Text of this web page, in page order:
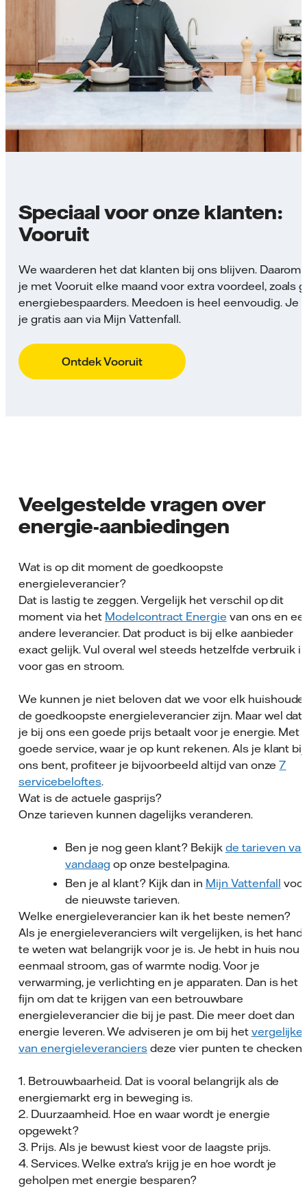
Speciaal voor onze klanten:
Vooruit
We waarderen het dat klanten bij ons blijven. Daarom
je met Vooruit elke maand voor extra voordeel, zoals
energiebespaarders. Meedoen is heel eenvoudig. Je
je gratis aan via Mijn Vattenfall.
Ontdek Vooruit
Veelgestelde vragen over
energie-aanbiedingen
Wat is op dit moment de goedkoopste
energieleverancier?
Dat is lastig te zeggen. Vergelijk het verschil op dit
moment via het Modelcontract Energie van ons en
andere leverancier. Dat product is bij elke aanbieder
exact gelijk. Vul overal wel steeds hetzelfde verbruik
voor gas en stroom.
We kunnen je niet beloven dat we voor elk
de goedkoopste energieleverancier zijn. Maar wel dat
je bij ons een goede prijs betaalt voor je energie. Met
goede service, waar je op kunt rekenen. Als je klant bij
ons bent, profiteer je bijvoorbeeld altijd van onze7
servicebeloftes.
Wat is de actuele gasprijs?
Onze tarieven kunnen dagelijks veranderen.
Ben je nog geen klant? Bekijk de tarieven van
vandaag op onze bestelpagina.
Ben je al klant? Kijk dan in Mijn Vattenfall voor
de nieuwste tarieven.
Welke energieleverancier kan ik het beste nemen?
Als je energieleveranciers wilt vergelijken, is het
te weten wat belangrijk voor je is. Je hebt in huis nou
eenmaal stroom, gas of warmte nodig. Voor je
verwarming, je verlichting en je apparaten. Dan is het
fijn om dat te krijgen van een betrouwbare
energieleverancier die bij je past. Die meer doet dan
energie leveren. We adviseren je om bij het
van energieleveranciersdeze vier punten te checken:
1. Betrouwbaarheid. Dat is vooral belangrijk als de
energiemarkt erg in beweging is.
2. Duurzaamheid. Hoe en waar wordt je energie
opgewekt?
3. Prijs. Als je bewust kiest voor de laagste prijs.
4. Services. Welke extra's krijg je en hoe wordt je
geholpen met energie besparen?